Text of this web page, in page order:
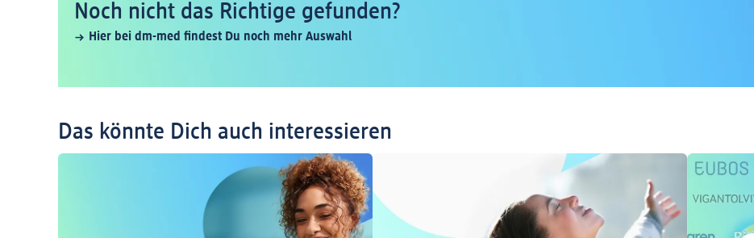
Noch nicht das Richtige gefunden?
Hier bei dm-med findest Du noch mehr Auswahl
Das könnte Dich auch interessieren